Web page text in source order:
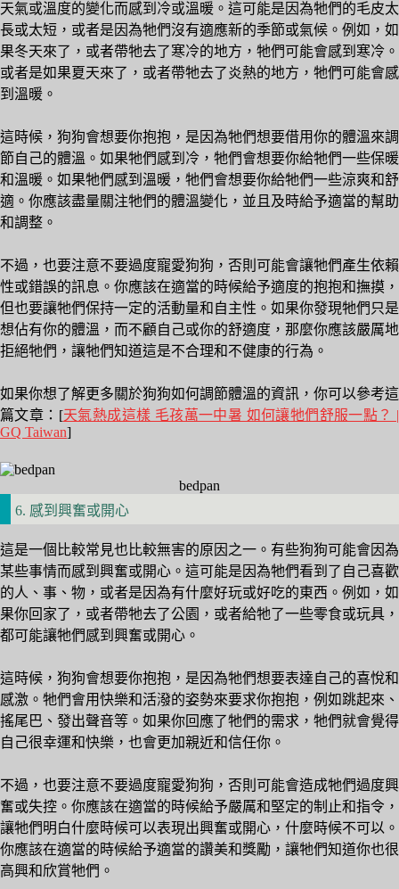
天氣或溫度的變化而感到冷或溫暖。這可能是因為牠們的毛皮太
長或太短，或者是因為牠們沒有適應新的季節或氣候。例如，如
果冬天來了，或者帶牠去了寒冷的地方，牠們可能會感到寒冷。
或者是如果夏天來了，或者帶牠去了炎熱的地方，牠們可能會感
到溫暖。
這時候，狗狗會想要你抱抱，是因為牠們想要借用你的體溫來調
節自己的體溫。如果牠們感到冷，牠們會想要你給牠們一些保暖
和溫暖。如果牠們感到溫暖，牠們會想要你給牠們一些涼爽和舒
適。你應該盡量關注牠們的體溫變化，並且及時給予適當的幫助
和調整。
不過，也要注意不要過度寵愛狗狗，否則可能會讓牠們產生依賴
性或錯誤的訊息。你應該在適當的時候給予適度的抱抱和撫摸，
但也要讓牠們保持一定的活動量和自主性。如果你發現牠們只是
想佔有你的體溫，而不顧自己或你的舒適度，那麼你應該嚴厲地
拒絕牠們，讓牠們知道這是不合理和不健康的行為。
如果你想了解更多關於狗狗如何調節體溫的資訊，你可以參考這
篇文章：[天氣熱成這樣 毛孩萬一中暑 如何讓牠們舒服一點？ |
GQ Taiwan]
bedpan
6. 感到興奮或開心
這是一個比較常見也比較無害的原因之一。有些狗狗可能會因為
某些事情而感到興奮或開心。這可能是因為牠們看到了自己喜歡
的人、事、物，或者是因為有什麼好玩或好吃的東西。例如，如
果你回家了，或者帶牠去了公園，或者給牠了一些零食或玩具，
都可能讓牠們感到興奮或開心。
這時候，狗狗會想要你抱抱，是因為牠們想要表達自己的喜悅和
感激。牠們會用快樂和活潑的姿勢來要求你抱抱，例如跳起來、
搖尾巴、發出聲音等。如果你回應了牠們的需求，牠們就會覺得
自己很幸運和快樂，也會更加親近和信任你。
不過，也要注意不要過度寵愛狗狗，否則可能會造成牠們過度興
奮或失控。你應該在適當的時候給予嚴厲和堅定的制止和指令，
讓牠們明白什麼時候可以表現出興奮或開心，什麼時候不可以。
你應該在適當的時候給予適當的讚美和獎勵，讓牠們知道你也很
高興和欣賞牠們。